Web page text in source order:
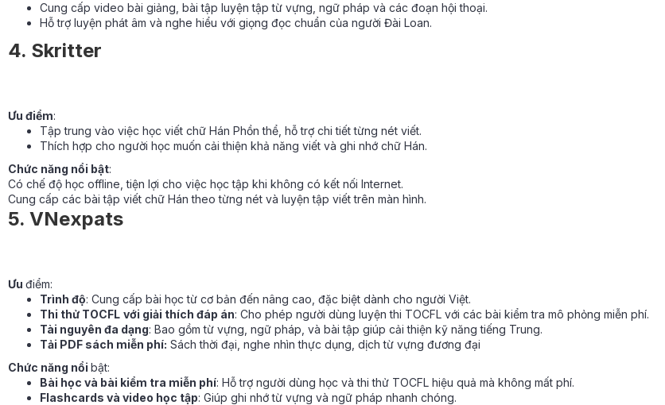
Cung cấp video bài giảng, bài tập luyện tập từ vựng, ngữ pháp và các đoạn hội thoại.
Hỗ trợ luyện phát âm và nghe hiểu với giọng đọc chuẩn của người Đài Loan.
4. Skritter
Ưu điểm:
Tập trung vào việc học viết chữ Hán Phồn thể, hỗ trợ chi tiết từng nét viết.
Thích hợp cho người học muốn cải thiện khả năng viết và ghi nhớ chữ Hán.
Chức năng nổi bật:
Có chế độ học offline, tiện lợi cho việc học tập khi không có kết nối Internet.
Cung cấp các bài tập viết chữ Hán theo từng nét và luyện tập viết trên màn hình.
5. VNexpats
Ưu điểm:
Trình độ: Cung cấp bài học từ cơ bản đến nâng cao, đặc biệt dành cho người Việt.
Thi thử TOCFL với giải thích đáp án: Cho phép người dùng luyện thi TOCFL với các bài kiểm tra mô phỏng miễn phí.
Tài nguyên đa dạng: Bao gồm từ vựng, ngữ pháp, và bài tập giúp cải thiện kỹ năng tiếng Trung.
Tải PDF sách miễn phí: Sách thời đại, nghe nhìn thực dụng, dịch từ vựng đương đại
Chức năng nổi bật:
Bài học và bài kiểm tra miễn phí: Hỗ trợ người dùng học và thi thử TOCFL hiệu quả mà không mất phí.
Flashcards và video học tập: Giúp ghi nhớ từ vựng và ngữ pháp nhanh chóng.